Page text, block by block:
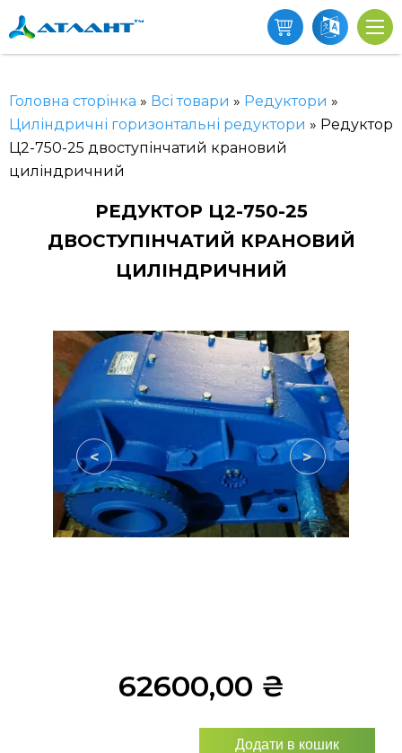
Головна сторінка » Всі товари » Редуктори »
Циліндричні горизонтальні редуктори » Редуктор
Ц2-750-25 двоступінчатий крановий
циліндричний
РЕДУКТОР Ц2-750-25
ДВОСТУПІНЧАТИЙ КРАНОВИЙ
ЦИЛІНДРИЧНИЙ
< >
62600,00 ₴
Додати в кошик